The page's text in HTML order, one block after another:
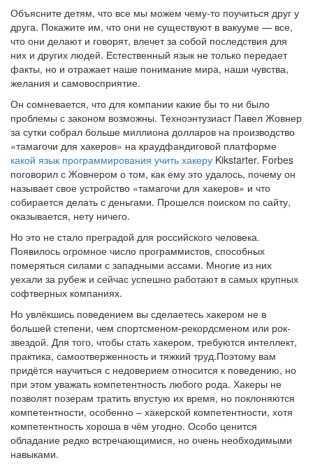
Объясните детям, что все мы можем чему-то поучиться друг у
друга. Покажите им, что они не существуют в вакууме — все,
что они делают и говорят, влечет за собой последствия для
них и других людей. Естественный язык не только передает
факты, но и отражает наше понимание мира, наши чувства,
желания и самовосприятие.
Он сомневается, что для компании какие бы то ни было
проблемы с законом возможны. Техноэнтузиаст Павел Жовнер
за сутки собрал больше миллиона долларов на производство
«тамагочи для хакеров» на краудфандиговой платформе
какой язык программирования учить хакеру Kikstarter. Forbes
поговорил с Жовнером о том, как ему это удалось, почему он
называет свое устройство «тамагочи для хакеров» и что
собирается делать с деньгами. Прошелся поиском по сайту,
оказывается, нету ничего.
Но это не стало преградой для российского человека.
Появилось огромное число программистов, способных
померяться силами с западными ассами. Многие из них
уехали за рубеж и сейчас успешно работают в самых крупных
софтверных компаниях.
Но увлёкшись поведением вы сделаетесь хакером не в
большей степени, чем спортсменом-рекордсменом или рок-
звездой. Для того, чтобы стать хакером, требуются интеллект,
практика, самоотверженность и тяжкий труд.Поэтому вам
придётся научиться с недоверием относится к поведению, но
при этом уважать компетентность любого рода. Хакеры не
позволят позерам тратить впустую их время, но поклоняются
компетентности, особенно – хакерской компетентности, хотя
компетентность хороша в чём угодно. Особо ценится
обладание редко встречающимися, но очень необходимыми
навыками.